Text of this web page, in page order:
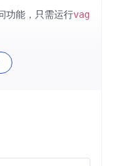
功能，只需运行vag